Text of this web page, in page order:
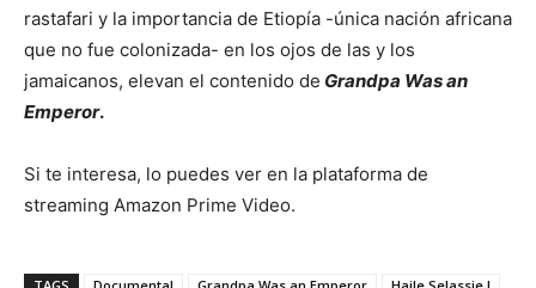
rastafari y la importancia de Etiopía -única nación africana
que no fue colonizada- en los ojos de las y los
jamaicanos, elevan el contenido de Grandpa Was an
Emperor.
Si te interesa, lo puedes ver en la plataforma de
streaming Amazon Prime Video.